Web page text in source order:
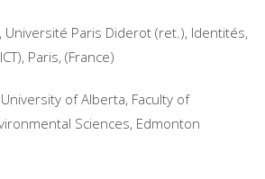
Université Paris Diderot (ret.), Identités,
Paris, (France)
University of Alberta, Faculty of
Sciences, Edmonton